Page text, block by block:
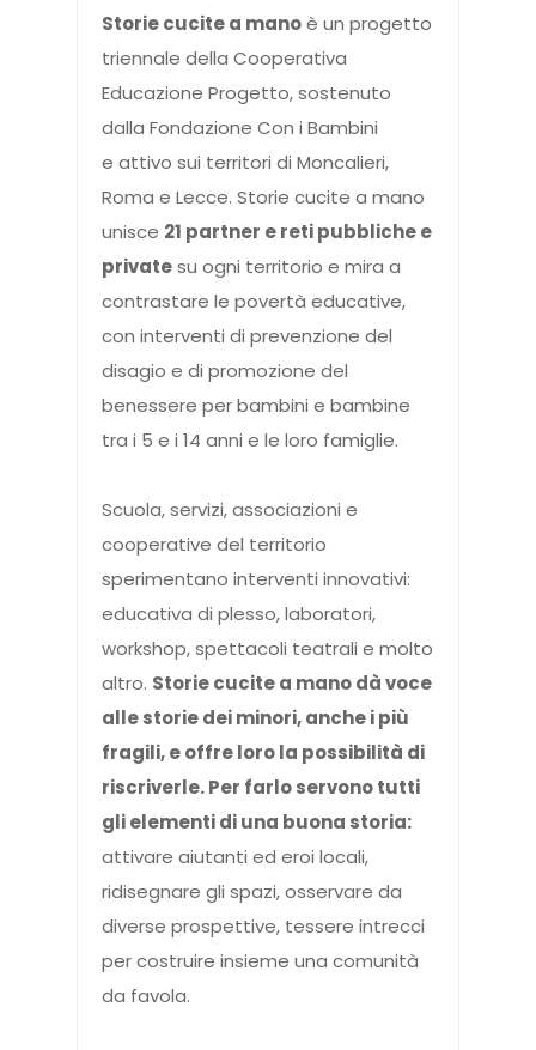
Storie cucite a manoè un progetto
triennale della Cooperativa
Educazione Progetto, sostenuto
dalla Fondazione Con i Bambini
e attivo sui territori di Moncalieri,
Roma e Lecce. Storie cucite a mano
unisce 21 partner e reti pubbliche e
privatesu ogni territorio e mira a
contrastare le povertà educative,
con interventi di prevenzione del
disagio e di promozione del
benessere per bambini e bambine
tra i 5 e i 14 anni e le loro famiglie.
Scuola, servizi, associazioni e
cooperative del territorio
sperimentano interventi innovativi:
educativa di plesso, laboratori,
workshop, spettacoli teatrali e molto
altro. Storie cucite a mano dà voce
alle storie dei minori, anche i più
fragili, e offre loro la possibilità di
riscriverle. Per farlo servono tutti
gli elementi di una buona storia:
attivare aiutanti ed eroi locali,
ridisegnare gli spazi, osservare da
diverse prospettive, tessere intrecci
per costruire insieme una comunità
da favola.